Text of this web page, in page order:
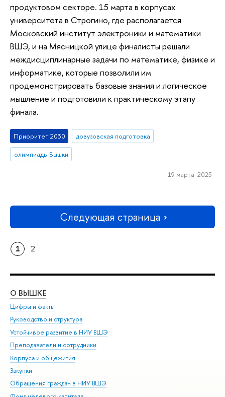
продуктовом секторе. 15 марта в корпусах
университета в Строгино, где располагается
Московский институт электроники и математики
ВШЭ, и на Мясницкой улице финалисты решали
междисциплинарные задачи по математике, физике и
информатике, которые позволили им
продемонстрировать базовые знания и логическое
мышление и подготовили к практическому этапу
финала.
Приоритет 2030
довузовская подготовка
олимпиады Вышки
19 марта 2025
Следующая страница
1 2
О ВЫШКЕ
Цифры и факты
Руководство и структура
Устойчивое развитие в НИУ ВШЭ
Преподаватели и сотрудники
Корпуса и общежития
Закупки
Обращения граждан в НИУ ВШЭ